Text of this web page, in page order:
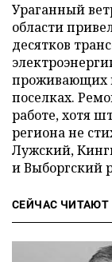
Ураганный
области
десятков
проживающих
поселках.
работе, хотя
региона не
Лужский,
и Выборгский
СЕЙЧАС ЧИТАЮТ